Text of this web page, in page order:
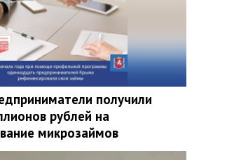
получили
рублей на
микрозаймов